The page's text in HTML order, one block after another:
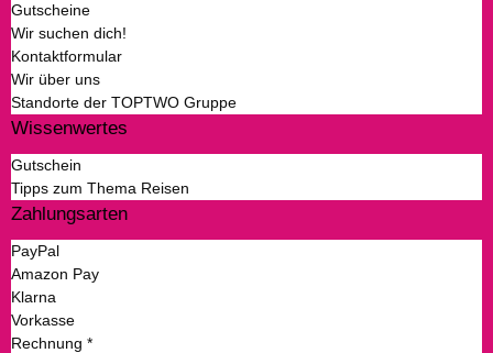
Gutscheine
Wir suchen dich!
Kontaktformular
Wir über uns
Standorte der TOPTWO Gruppe
Wissenwertes
Gutschein
Tipps zum Thema Reisen
Zahlungsarten
PayPal
Amazon Pay
Klarna
Vorkasse
Rechnung *